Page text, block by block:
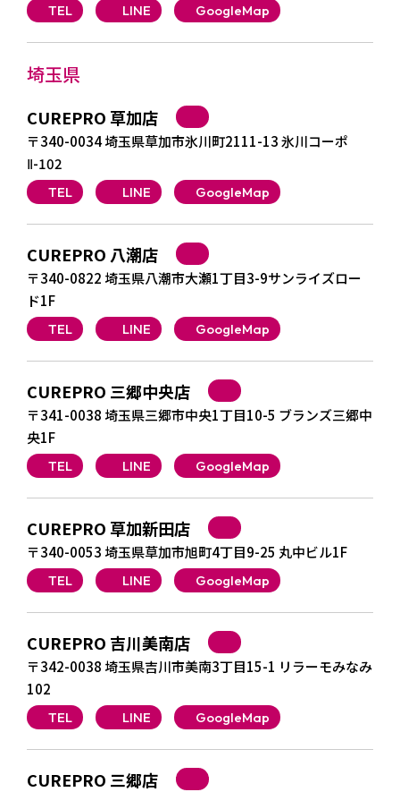
TEL LINE GoogleMap
埼玉県
CUREPRO 草加店
〒340-0034 埼玉県草加市氷川町2111-13 氷川コーポ
Ⅱ-102
TEL LINE GoogleMap
CUREPRO 八潮店
〒340-0822 埼玉県八潮市大瀬1丁目3-9サンライズロー
ド1F
TEL LINE GoogleMap
CUREPRO 三郷中央店
〒341-0038 埼玉県三郷市中央1丁目10-5 ブランズ三郷中
央1F
TEL LINE GoogleMap
CUREPRO 草加新田店
〒340-0053 埼玉県草加市旭町4丁目9-25 丸中ビル1F
TEL LINE GoogleMap
CUREPRO 吉川美南店
〒342-0038 埼玉県吉川市美南3丁目15-1 リラーモみなみ
102
TEL LINE GoogleMap
CUREPRO 三郷店